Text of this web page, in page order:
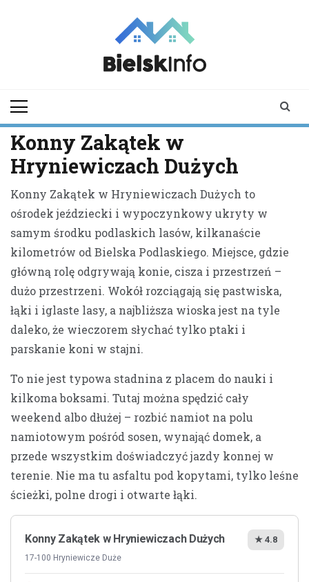
Podlaskiego i
okolic
Konny Zakątek w
Hryniewiczach Dużych
Konny Zakątek w Hryniewiczach Dużych to
ośrodek jeździecki i wypoczynkowy ukryty w
samym środku podlaskich lasów, kilkanaście
kilometrów od Bielska Podlaskiego. Miejsce, gdzie
główną rolę odgrywają konie, cisza i przestrzeń –
dużo przestrzeni. Wokół rozciągają się pastwiska,
łąki i iglaste lasy, a najbliższa wioska jest na tyle
daleko, że wieczorem słychać tylko ptaki i
parskanie koni w stajni.
To nie jest typowa stadnina z placem do nauki i
kilkoma boksami. Tutaj można spędzić cały
weekend albo dłużej – rozbić namiot na polu
namiotowym pośród sosen, wynająć domek, a
przede wszystkim doświadczyć jazdy konnej w
terenie. Nie ma tu asfaltu pod kopytami, tylko leśne
ścieżki, polne drogi i otwarte łąki.
Konny Zakątek w Hryniewiczach Dużych
17-100 Hryniewicze Duże
★ 4.8